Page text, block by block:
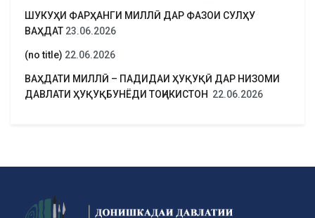
ШУКУҲИ ФАРҲАНГИ МИЛЛӢ ДАР ФАЗОИ СУЛҲУ
ВАҲДАТ 23.06.2026
(no title) 22.06.2026
ВАҲДАТИ МИЛЛӢ – ПАДИДАИ ҲУҚУҚӢ ДАР НИЗОМИ
ДАВЛАТИ ҲУҚУҚБУНЁДИ ТОҶИКИСТОН 22.06.2026